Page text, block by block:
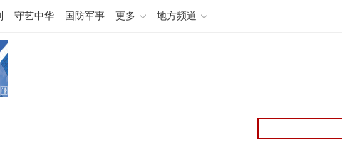
守艺中华 国防军事 更多 地方频道